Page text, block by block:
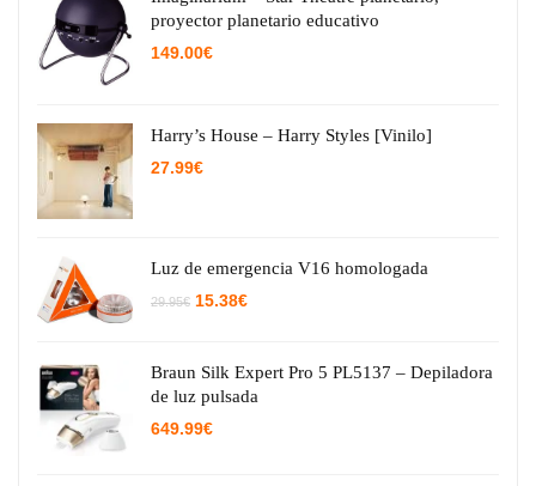
proyector planetario educativo
149.00€
Harry’s House – Harry Styles [Vinilo]
27.99€
Luz de emergencia V16 homologada
29.95€ El
29.95€.
15.38€El
15.38€.
Braun Silk Expert Pro 5 PL5137 – Depiladora
de luz pulsada
649.99€